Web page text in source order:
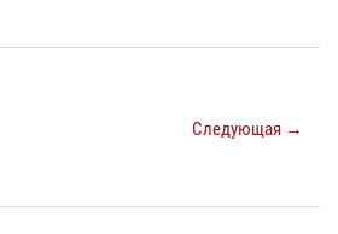
Следующая →